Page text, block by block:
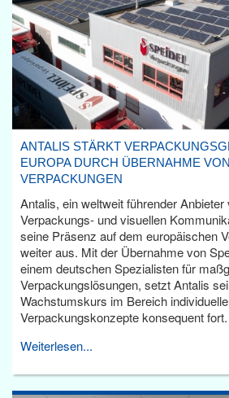
ANTALIS STÄRKT
EUROPA DURCH ÜBERNAHME
VERPACKUNGEN
Antalis, ein weltweit führender Anbieter
Verpackungs- und visuellen
seine Präsenz auf dem europäischen
weiter aus. Mit der Übernahme von
einem deutschen Spezialisten für
Verpackungslösungen, setzt Antalis
Wachstumskurs im Bereich
Verpackungskonzepte konsequent fort.
Weiterlesen...